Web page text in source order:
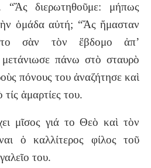
“Ἄς διερωτηθοῦμε: μήπως
ὁμάδα αὐτή; “Ἄς ἤμασταν
σὰν τὸν ἕβδομο ἀπ’
πάνω στὸ σταυρὸ
πόνους του ἀναζήτησε καὶ
ἁμαρτίες του.
μῖσος γιά το Θεὸ καὶ τὸν
ὁ καλλίτερος φίλος τοῦ
του.